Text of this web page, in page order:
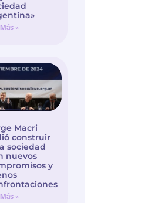
»
Macri
construir
sociedad
nuevos
y
»